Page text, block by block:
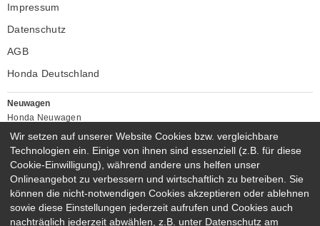
Impressum
Datenschutz
AGB
Honda Deutschland
Neuwagen
Honda Neuwagen
Gebrauchtwagen
Honda Gebrauchtwagen
Honda Vorführwagen
Gesamtbestand
NEUWAGENMODELLE
HONDA NSX
HONDA JAZZ E:HEV
Wir setzen auf unserer Website Cookies bzw. vergleichbare
Technologien ein. Einige von ihnen sind essenziell (z.B. für diese
Cookie-Einwilligung), während andere uns helfen unser
Onlineangebot zu verbessern und wirtschaftlich zu betreiben. Sie
können die nicht-notwendigen Cookies akzeptieren oder ablehnen
sowie diese Einstellungen jederzeit aufrufen und Cookies auch
nachträglich jederzeit abwählen, z.B. unter Datenschutz am